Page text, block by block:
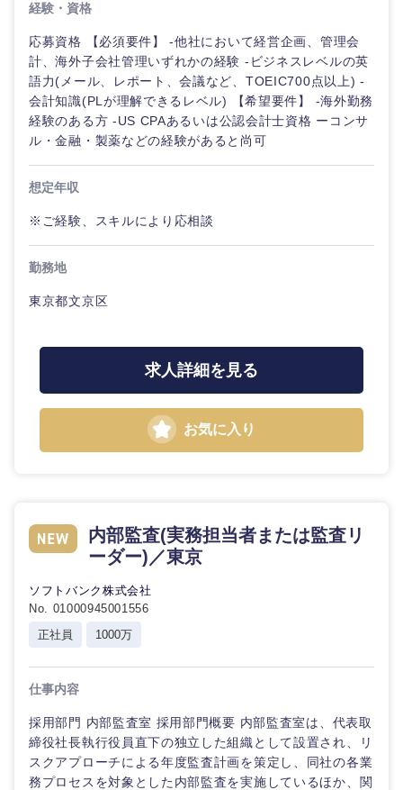
海外
経験・資格
応募資格 【必須要件】 -他社において経営企画、管理会
計、海外子会社管理いずれかの経験 -ビジネスレベルの英
語力(メール、レポート、会議など、TOEIC700点以上) -
会計知識(PLが理解できるレベル) 【希望要件】 -海外勤務
経験のある方 -US CPAあるいは公認会計士資格 ーコンサ
ル・金融・製薬などの経験があると尚可
想定年収
※ご経験、スキルにより応相談
勤務地
東京都文京区
求人詳細を見る
お気に入り
内部監査(実務担当者または監査リ
ーダー)／東京
ソフトバンク株式会社
No. 01000945001556
正社員
1000万
仕事内容
採用部門 内部監査室 採用部門概要 内部監査室は、代表取
締役社長執行役員直下の独立した組織として設置され、リ
スクアプローチによる年度監査計画を策定し、同社の各業
務プロセスを対象とした内部監査を実施しているほか、関